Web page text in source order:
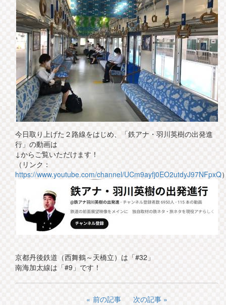
今日取り上げた２路線をはじめ、「鉄アナ・羽川英樹の出発進
行」の動画は
↓からご覧いただけます！
（リンク：
https://www.youtube.com/channel/UCm9ayfj0EO2utdyJ97NFpxQ
京都丹後鉄道（西舞鶴～天橋立）は「#32」
南海加太線は「#9」です！
前の記事 次の記事